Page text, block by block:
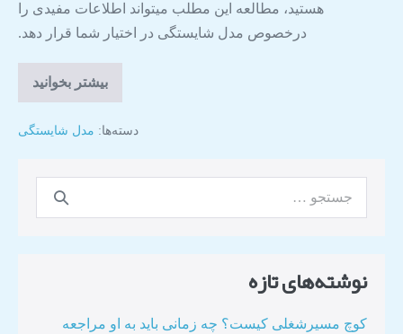
هستید، مطالعه این مطلب میتواند اطلاعات مفیدی را
درخصوص مدل شایستگی در اختیار شما قرار دهد.
بیشتر بخوانید
دسته‌ها: مدل شایستگی
نوشته‌های تازه
کوچ مسیرشغلی کیست؟ چه زمانی باید به او مراجعه